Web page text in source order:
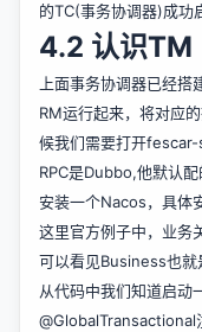
的TC(事务协调器)成功
4.2 认识TM
上面事务协调器已经
RM运行起来，将对应
候我们需要打开
RPC是Dubbo,他默认
安装一个Nacos，具体
这里官方例子中，业务
可以看见Business也就
从代码中我们知道启动
@GlobalTransactional